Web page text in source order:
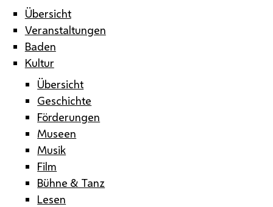
Übersicht
Veranstaltungen
Baden
Kultur
Übersicht
Geschichte
Förderungen
Museen
Musik
Film
Bühne & Tanz
Lesen